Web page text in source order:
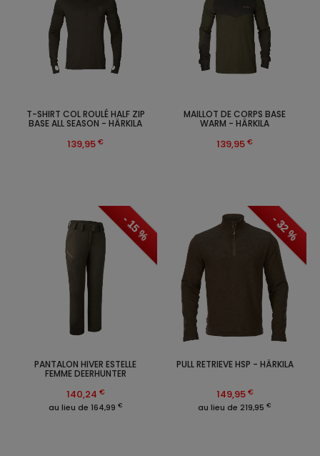
- 32 %
PULL RETRIEVE HSP - HÄRKILA
149,95 €
au lieu de 219,95 €
- 15 %
PANTALON HIVER ESTELLE
FEMME DEERHUNTER
140,24 €
au lieu de 164,99 €
T-SHIRT COL ROULÉ HALF ZIP
BASE ALL SEASON - HÄRKILA
139,95 €
MAILLOT DE CORPS BASE
WARM - HÄRKILA
139,95 €